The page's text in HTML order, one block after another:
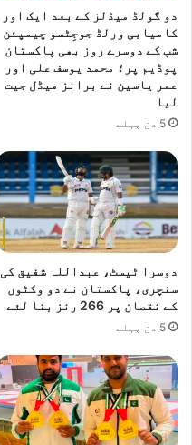
و
ع
دو گولڈ میڈلز کے بعد ایک اور
کامیابی ورلڈ جوجِٹسو چیمپئن
شپ کے دوسرے روز بھی پاکستان
پوڈیم پر؛ محمد یوسف علی اور
عمر یاسین نے برانز میڈل جیت
لیا
5 دن پہلے
دوسرا ٹیسٹ، عبداللہ شفیق کی
سنچری، پاکستان نے دو وکٹوں
کے نقصان پر 266 رنز بنا لئے
5 دن پہلے